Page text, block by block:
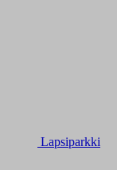
Lapsiparkki